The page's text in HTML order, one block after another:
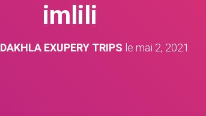
imlili
DAKHLA EXUPERY TRIPS le mai 2, 2021